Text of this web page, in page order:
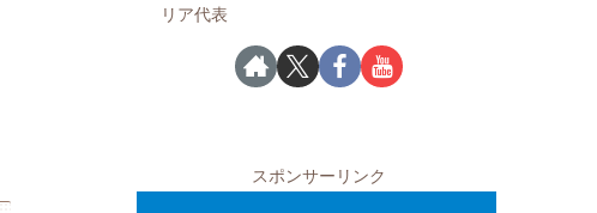
リア代表
スポンサーリンク